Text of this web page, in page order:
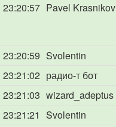
23:20:57 Pavel Krasnikov
23:20:59 Svolentin
23:21:02 радио-т бот
23:21:03 wizard_adeptus
23:21:21 Svolentin